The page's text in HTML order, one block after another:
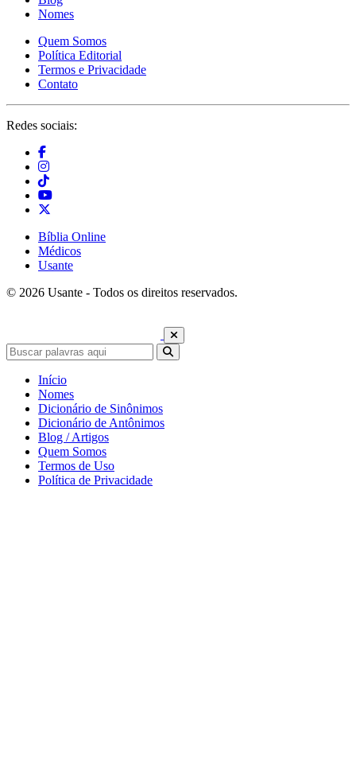
Nomes
Quem Somos
Política Editorial
Termos e Privacidade
Contato
Redes sociais:
Bíblia Online
Médicos
Usante
© 2026 Usante - Todos os direitos reservados.
Início
Nomes
Dicionário de Sinônimos
Dicionário de Antônimos
Blog / Artigos
Quem Somos
Termos de Uso
Política de Privacidade